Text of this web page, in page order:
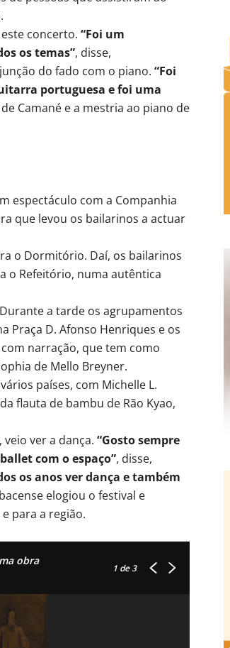
concerto. “Foi um
os temas”, disse,
do fado com o piano. “Foi
portuguesa e foi uma
Camané e a mestria ao piano de
espectáculo com a Companhia
que levou os bailarinos a actuar
o Dormitório. Daí, os bailarinos
o Refeitório, numa autêntica
a tarde os agrupamentos
Praça D. Afonso Henriques e os
narração, que tem como
de Mello Breyner.
países, com Michelle L.
flauta de bambu de Rão Kyao,
veio ver a dança. “Gosto sempre
com o espaço”, disse,
os anos ver dança e também
elogiou o festival e
para a região.
obra
1 de 3